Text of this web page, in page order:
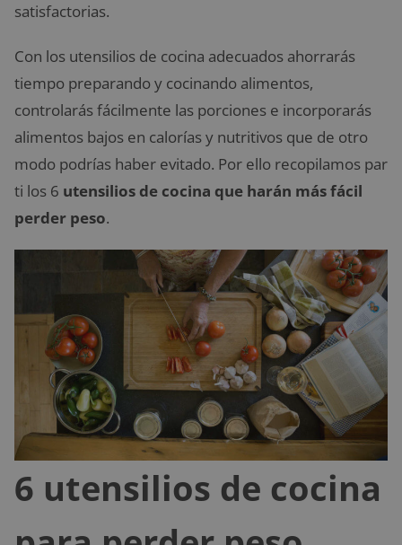
satisfactorias.
Con los utensilios de cocina adecuados ahorrarás
tiempo preparando y cocinando alimentos,
controlarás fácilmente las porciones e incorporarás
alimentos bajos en calorías y nutritivos que de otro
modo podrías haber evitado. Por ello recopilamos par
ti los 6 utensilios de cocina que harán más fácil
perder peso.
6 utensilios de cocina